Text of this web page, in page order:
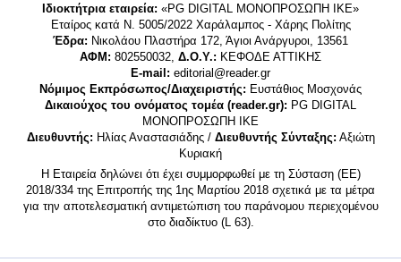
Ιδιοκτήτρια εταιρεία: «PG DIGITAL MONΟΠΡΟΣΩΠΗ ΙΚΕ»
Εταίρος κατά Ν. 5005/2022 Χαράλαμπος - Χάρης Πολίτης
Έδρα: Νικολάου Πλαστήρα 172, Άγιοι Ανάργυροι, 13561
ΑΦΜ: 802550032, Δ.Ο.Υ.: ΚΕΦΟΔΕ ΑΤΤΙΚΗΣ
E-mail: editorial@reader.gr
Νόμιμος Εκπρόσωπος/Διαχειριστής: Ευστάθιος Μοσχονάς
Δικαιούχος του ονόματος τομέα (reader.gr): PG DIGITAL
MONΟΠΡΟΣΩΠΗ ΙΚΕ
Διευθυντής: Ηλίας Αναστασιάδης / Διευθυντής Σύνταξης: Αξιώτη
Κυριακή
Η Εταιρεία δηλώνει ότι έχει συμμορφωθεί με τη Σύσταση (ΕΕ)
2018/334 της Επιτροπής της 1ης Μαρτίου 2018 σχετικά με τα μέτρα
για την αποτελεσματική αντιμετώπιση του παράνομου περιεχομένου
στο διαδίκτυο (L 63).